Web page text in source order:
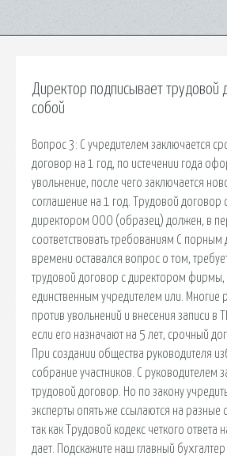
Директор подписывает трудовой
собой
Вопрос 3: С учредителем заключается
договор на 1 год, по истечении года
увольнение, после чего заключается
соглашение на 1 год. Трудовой договор
директором ООО (образец) должен, в
соответствовать требованиям С порным
времени оставался вопрос о том,
трудовой договор с директором фирмы,
единственным учредителем или. Многие
против увольнений и внесения записи в
если его назначают на 5 лет, срочный
При создании общества руководителя
собрание участников. С руководителем
трудовой договор. Но по закону
эксперты опять же ссылаются на разные
так как Трудовой кодекс четкого ответа
дает. Подскажите наш главный